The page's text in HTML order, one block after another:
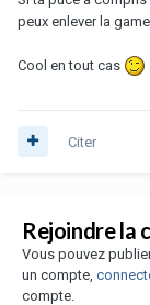
peux enlever la
Cool en tout cas
Citer
Rejoindre la
Vous pouvez
un compte,
compte.